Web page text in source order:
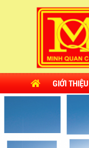
GIỚI THIỆU